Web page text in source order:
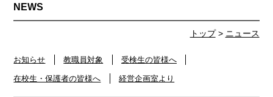
トップ> ニュース
お知らせ 教職員対象 受検生の皆様へ
在校生・保護者の皆様へ 経営企画室より